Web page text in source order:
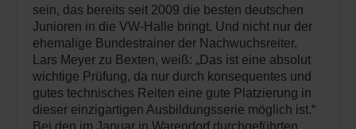
sein, das bereits seit 2009 die besten deutschen
Junioren in die VW-Halle bringt. Und nicht nur der
ehemalige Bundestrainer der Nachwuchsreiter,
Lars Meyer zu Bexten, weiß: „Das ist eine absolut
wichtige Prüfung, da nur durch konsequentes und
gutes technisches Reiten eine gute Platzierung in
dieser einzigartigen Ausbildungsserie möglich ist.“